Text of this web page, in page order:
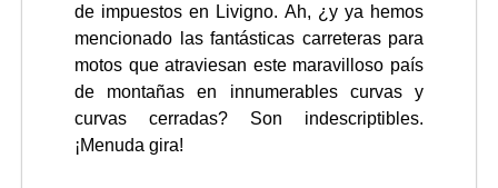
de impuestos en Livigno. Ah, ¿y ya hemos
mencionado las fantásticas carreteras para
motos que atraviesan este maravilloso país
de montañas en innumerables curvas y
curvas cerradas? Son indescriptibles.
¡Menuda gira!